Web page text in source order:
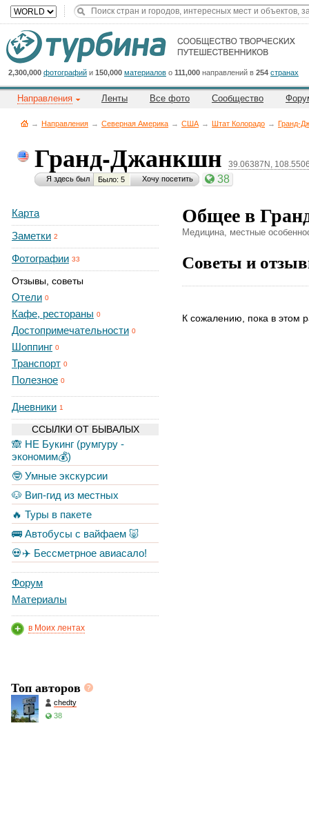
2,300,000 фотографий и 150,000 материалов о 111,000 направлений в 254 странах
Направления Ленты Все фото Сообщество
→ Направления → Северная Америка → CША → Штат Колорадо → Гранд-
Гранд-Джанкшн 39.06387N,
Я здесь был Было: 5 Хочу посетить 38
Карта
Заметки 2
Фотографии 33
Отзывы, советы
Отели 0
Кафе, рестораны 0
Достопримечательности 0
Шоппинг 0
Транспорт 0
Полезное 0
Дневники 1
ССЫЛКИ ОТ БЫВАЛЫХ
🙈 НЕ Букинг (румгуру -
экономим💰)
🤓 Умные экскурсии
🐶 Вип-гид из местных
🔥 Туры в пакете
🚌 Автобусы с вайфаем 🐷
💀✈️ Бессметрное авиасало!
Форум
Материалы
в Моих лентах
Топ авторов
chedty
38
Общее в
Медицина, местные
Советы и
К сожалению, пока в этом
Cейчас
на
сайте:
Title
Button